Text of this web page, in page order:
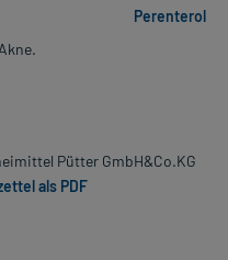
Perenterol
Pütter GmbH&Co.KG
als PDF